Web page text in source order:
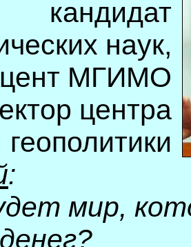
кандидат
наук,
МГИМО
центра
геополитики
:
мир,